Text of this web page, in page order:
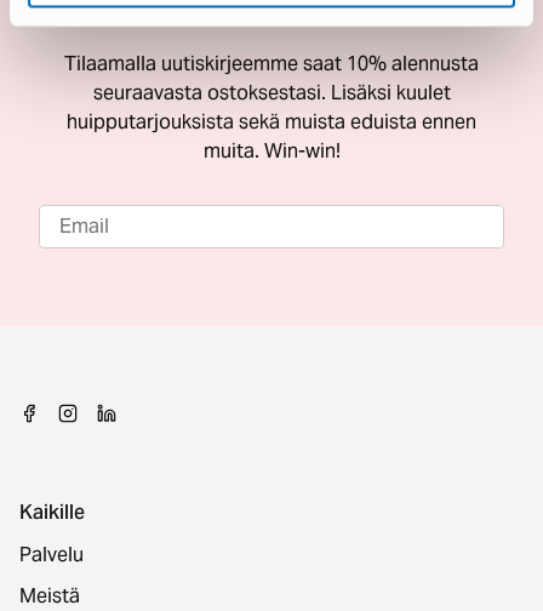
ostoksestasi
Tilaamalla uutiskirjeemme saat 10% alennusta
seuraavasta ostoksestasi. Lisäksi kuulet
huipputarjouksista sekä muista eduista ennen
muita. Win-win!
Kaikille
Palvelu
Meistä